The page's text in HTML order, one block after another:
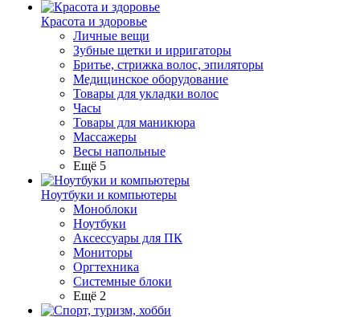
Красота и здоровье
Личные вещи
Зубные щетки и ирригаторы
Бритье, стрижка волос, эпиляторы
Медицинское оборудование
Товары для укладки волос
Часы
Товары для маникюра
Массажеры
Весы напольные
Ещё 5
Ноутбуки и компьютеры
Моноблоки
Ноутбуки
Аксессуары для ПК
Мониторы
Оргтехника
Системные блоки
Ещё 2